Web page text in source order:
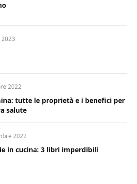
2022
tutte le proprietà e i benefici per
salute
2022
in cucina: 3 libri imperdibili